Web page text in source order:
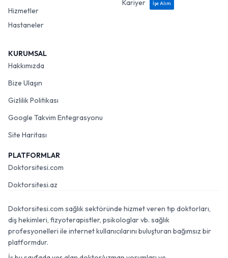
Hizmetler
Hastaneler
Kariyer
İşe Alım
KURUMSAL
Hakkımızda
Bize Ulaşın
Gizlilik Politikası
Google Takvim Entegrasyonu
Site Haritası
PLATFORMLAR
Doktorsitesi.com
Doktorsitesi.az
Doktorsitesi.com sağlık sektöründe hizmet veren tıp doktorları,
diş hekimleri, fizyoterapistler, psikologlar vb. sağlık
profesyonelleri ile internet kullanıcılarını buluşturan bağımsız bir
platformdur.